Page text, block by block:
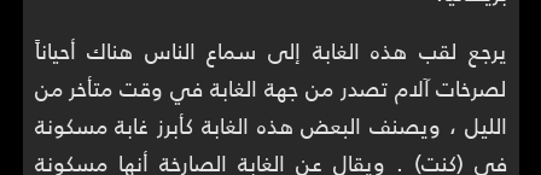
يرجع لقب هذه الغابة إلى سماع الناس هناك أحياناً
لصرخات آلام تصدر من جهة الغابة في وقت متأخر من
الليل ، ويصنف البعض هذه الغابة كأبرز غابة مسكونة
في (كنت) . ويقال عن الغابة الصارخة أنها مسكونة